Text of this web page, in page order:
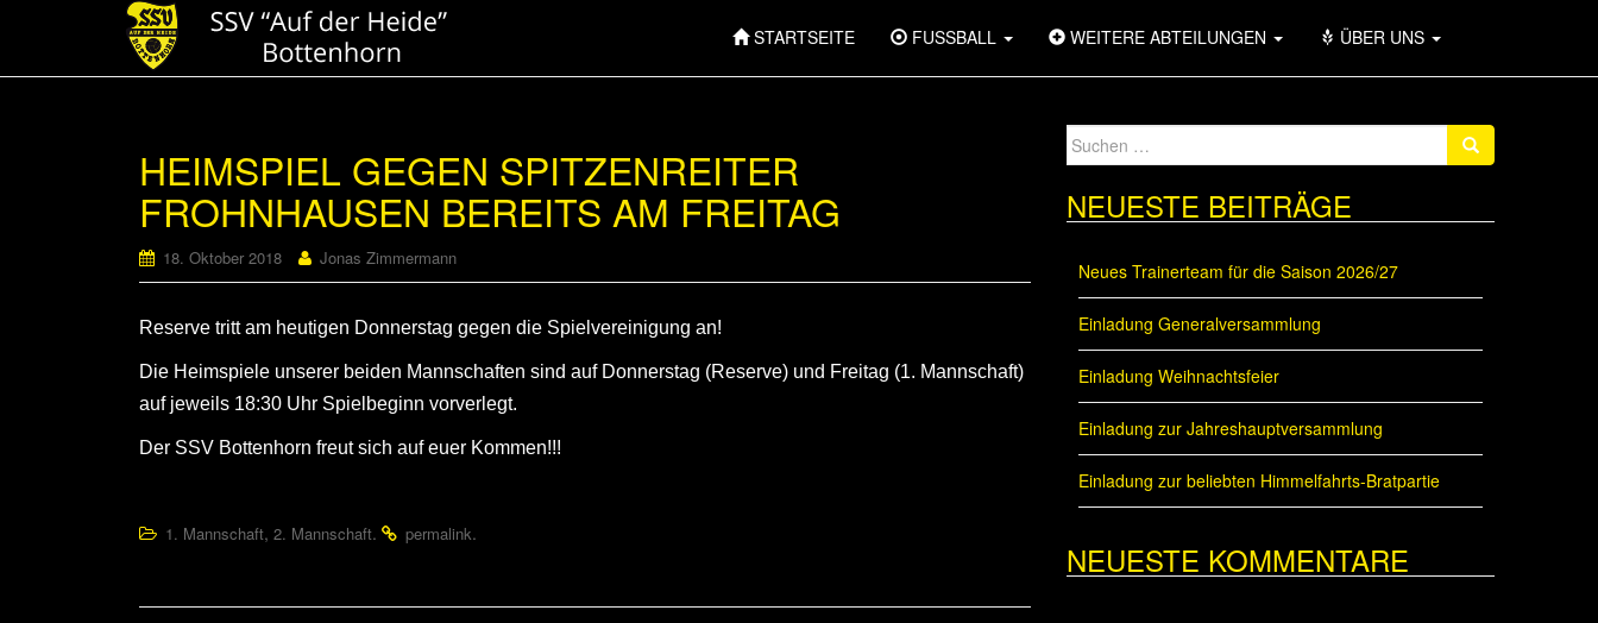
STARTSEITE FUSSBALL WEITERE ABTEILUNGEN ÜBER UNS
HEIMSPIEL GEGEN SPITZENREITER
FROHNHAUSEN BEREITS AM FREITAG
18. Oktober 2018 Jonas Zimmermann
Reserve tritt am heutigen Donnerstag gegen die Spielvereinigung an!
Die Heimspiele unserer beiden Mannschaften sind auf Donnerstag (Reserve) und Freitag (1. Mannschaft)
auf jeweils 18:30 Uhr Spielbeginn vorverlegt.
Der SSV Bottenhorn freut sich auf euer Kommen!!!
1. Mannschaft, 2. Mannschaft. permalink.
Suche
nach:
NEUESTE BEITRÄGE
Neues Trainerteam für die Saison 2026/27
Einladung Generalversammlung
Einladung Weihnachtsfeier
Einladung zur Jahreshauptversammlung
Einladung zur beliebten Himmelfahrts-Bratpartie
NEUESTE KOMMENTARE